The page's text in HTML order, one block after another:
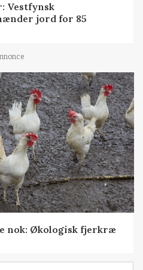
Vestfynsk
jord for 85
nok: Økologisk fjerkræ